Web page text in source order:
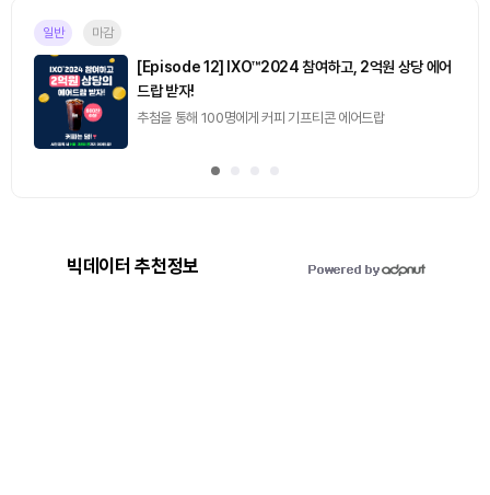
일반 마감
[Episode 12] IXO™2024 참여하고, 2억원 상당 에어
드랍 받자!
추첨을 통해 100명에게 커피 기프티콘 에어드랍
빅데이터 추천정보